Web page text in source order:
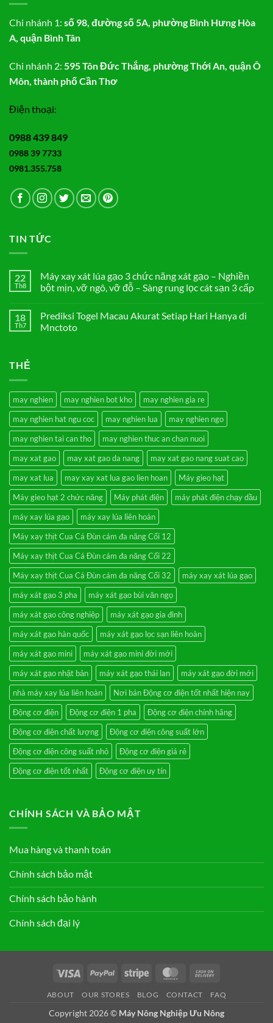
Chi nhánh 1: số 98, đường số 5A, phường Bình Hưng Hòa
A, quận Bình Tân
Chi nhánh 2: 595 Tôn Đức Thắng, phường Thới An, quận Ô
Môn, thành phố Cần Thơ
Điện thoại:
0988 439 849
0988 39 7733
0981.355.758
TIN TỨC
22
Th8
Máy xay xát lúa gạo 3 chức năng xát gạo – Nghiền
bột mịn, vỡ ngô, vỡ đỗ – Sàng rung lọc cát sạn 3 cấp
bình
luận
ở
năng
xát
gạo
–
Nghiền
bột
mịn,
vỡ
ngô,
vỡ
đỗ
–
Sàng
rung
lọc
cát
sạn
3
cấp
18
Th7
Prediksi Togel Macau Akurat Setiap Hari Hanya di
Mnctoto
Macau
Akurat
Setiap
Hari
Hanya
di
Mnctoto
THẺ
may nghien may nghien bot kho
may nghien gia re
may nghien hat ngu coc
may nghien lua
may nghien ngo
may nghien tai can tho
may nghien thuc an chan nuoi
may xat gao
may xat gao da nang
may xat gao nang suat cao
may xat lua
may xay xat lua gao lien hoan
Máy gieo hạt
Máy gieo hạt 2 chức năng
Máy phát điện
máy phát điện chạy dầu
máy xay lúa gạo
máy xay lúa liên hoàn
Máy xay thịt Cua Cá Đùn cám đa năng Cối 12
Máy xay thịt Cua Cá Đùn cám đa năng Cối 22
Máy xay thịt Cua Cá Đùn cám đa năng Cối 32
máy xay xát lúa gạo
máy xát gạo 3 pha
máy xát gạo bùi văn ngọ
máy xát gạo công nghiệp
máy xát gạo gia đình
máy xát gạo hàn quốc
máy xát gạo lọc sạn liên hoàn
máy xát gạo mini
máy xát gạo mini đời mới
máy xát gạo nhật bản
máy xát gạo thái lan
máy xát gạo đời mới
nhà máy xay lúa liên hoàn
Nơi bán Động cơ điện tốt nhất hiện nay
Động cơ điện
Động cơ điện 1 pha
Động cơ điện chính hãng
Động cơ điện chất lượng
Động cơ điện công suất lớn
Động cơ điện công suất nhỏ
Động cơ điện giá rẻ
Động cơ điện tốt nhất
Động cơ điện uy tín
CHÍNH SÁCH VÀ BẢO MẬT
Mua hàng và thanh toán
Chính sách bảo mật
Chính sách bảo hành
Chính sách đại lý
Visa PayPal Stripe MasterCard
Delivery
ABOUT OUR STORES BLOG CONTACT FAQ
Copyright 2026 © Máy Nông Nghiệp Ưu Nông